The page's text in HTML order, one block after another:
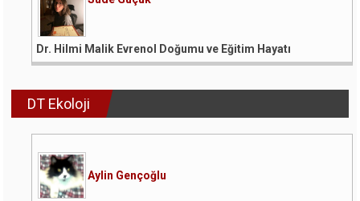
Dr. Hilmi Malik Evrenol Doğumu ve Eğitim Hayatı
DT Ekoloji
Aylin Gençoğlu